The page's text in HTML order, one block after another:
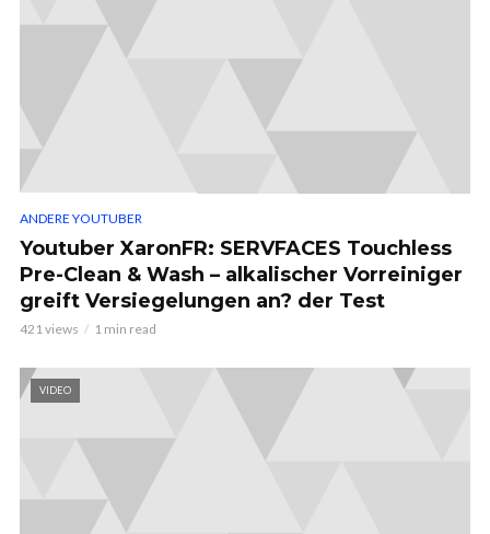
ANDERE YOUTUBER
Youtuber XaronFR: SERVFACES Touchless
Pre-Clean & Wash – alkalischer Vorreiniger
greift Versiegelungen an? der Test
421 views 1 min read
VIDEO